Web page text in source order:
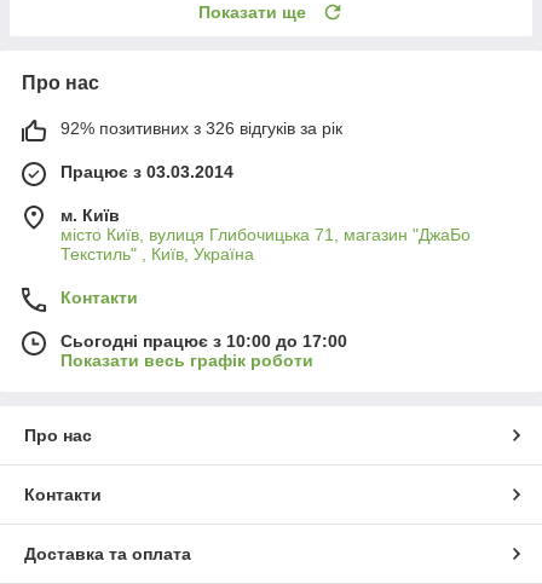
Показати ще
Про нас
92% позитивних з 326 відгуків за рік
Працює з 03.03.2014
м. Київ
місто Київ, вулиця Глибочицька 71, магазин "ДжаБо
Текстиль" , Київ, Україна
Контакти
Сьогодні працює з 10:00 до 17:00
Показати весь графік роботи
Про нас
Контакти
Доставка та оплата